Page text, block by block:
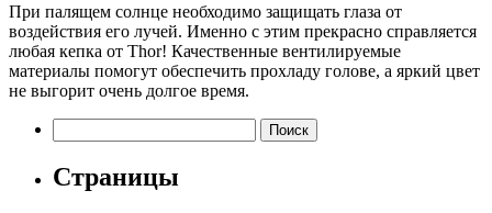
При палящем солнце необходимо защищать глаза от
воздействия его лучей. Именно с этим прекрасно справляется
любая кепка от Thor! Качественные вентилируемые
материалы помогут обеспечить прохладу голове, а яркий цвет
не выгорит очень долгое время.
Страницы